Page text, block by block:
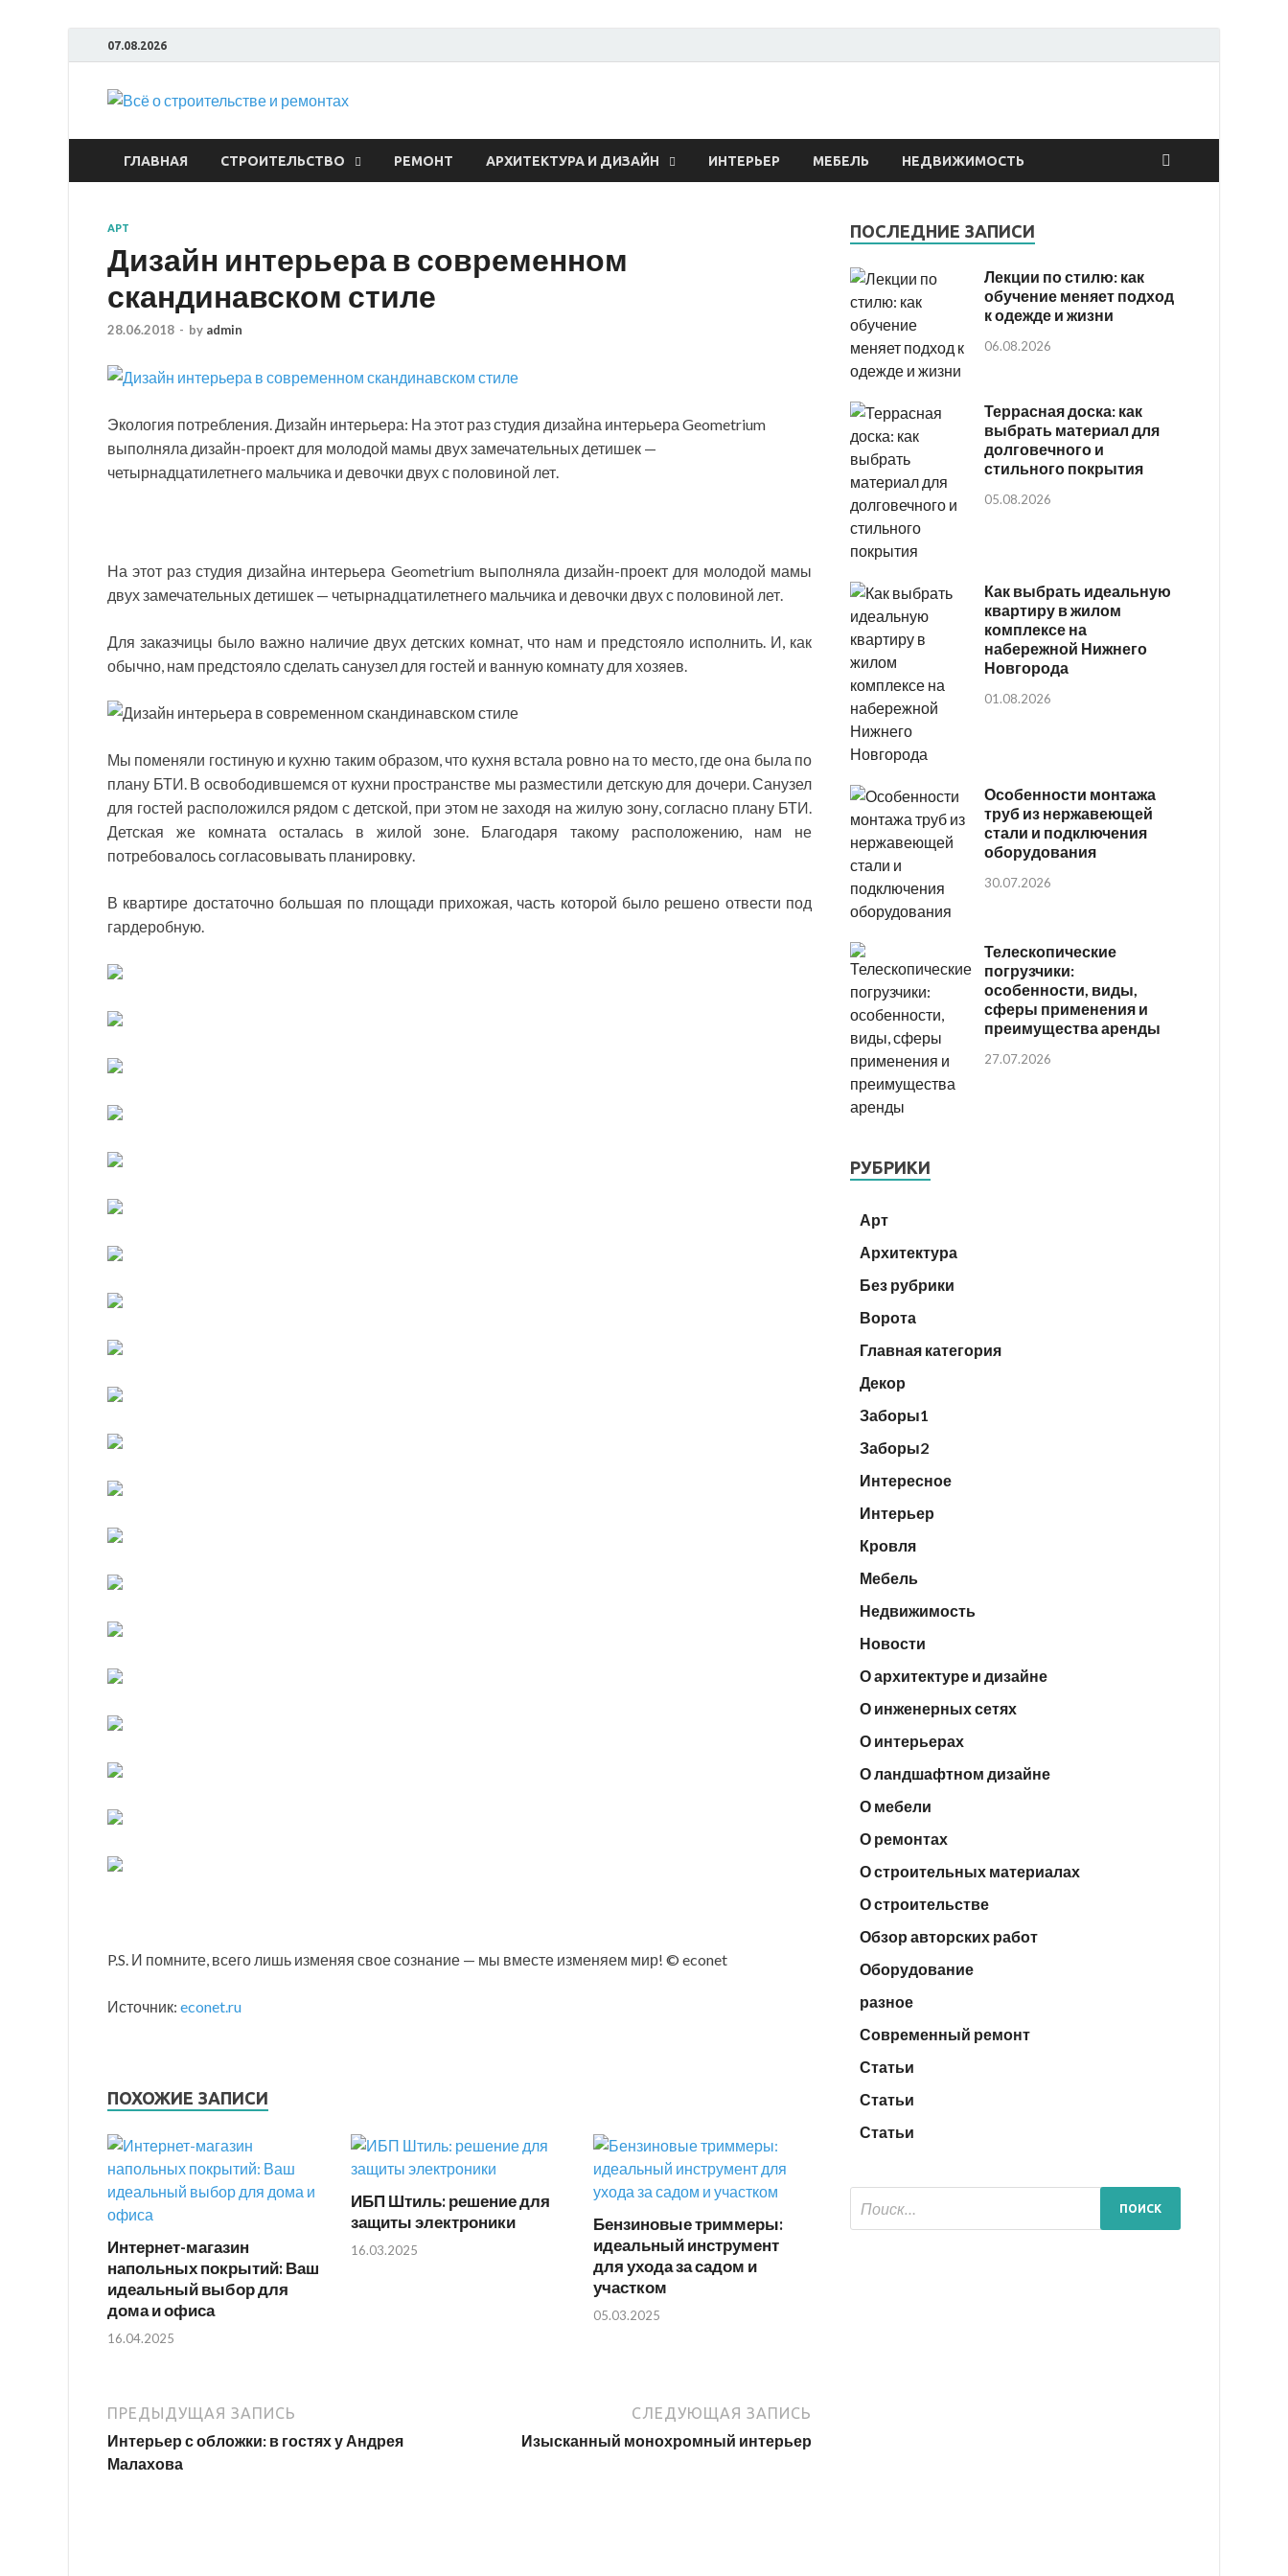
07.08.2026
Всё о строительстве и ремонтах
ГЛАВНАЯ СТРОИТЕЛЬСТВО РЕМОНТ АРХИТЕКТУРА И ДИЗАЙН ИНТЕРЬЕР МЕБЕЛЬ НЕДВИЖИМОСТЬ
АРТ
Дизайн интерьера в современном
скандинавском стиле
28.06.2018 - by admin
Экология потребления. Дизайн интерьера: На этот раз студия дизайна интерьера Geometrium
выполняла дизайн-проект для молодой мамы двух замечательных детишек —
четырнадцатилетнего мальчика и девочки двух с половиной лет.
На этот раз студия дизайна интерьера Geometrium выполняла дизайн-проект для молодой мамы
двух замечательных детишек — четырнадцатилетнего мальчика и девочки двух с половиной лет.
Для заказчицы было важно наличие двух детских комнат, что нам и предстояло исполнить. И, как
обычно, нам предстояло сделать санузел для гостей и ванную комнату для хозяев.
Мы поменяли гостиную и кухню таким образом, что кухня встала ровно на то место, где она была по
плану БТИ. В освободившемся от кухни пространстве мы разместили детскую для дочери. Санузел
для гостей расположился рядом с детской, при этом не заходя на жилую зону, согласно плану БТИ.
Детская же комната осталась в жилой зоне. Благодаря такому расположению, нам не
потребовалось согласовывать планировку.
В квартире достаточно большая по площади прихожая, часть которой было решено отвести под
гардеробную.
P.S. И помните, всего лишь изменяя свое сознание — мы вместе изменяем мир! © econet
Источник: econet.ru
ПОХОЖИЕ ЗАПИСИ
Интернет-магазин
напольных покрытий: Ваш
идеальный выбор для
дома и офиса
16.04.2025
ИБП Штиль: решение для
защиты электроники
16.03.2025
Бензиновые триммеры:
идеальный инструмент
для ухода за садом и
участком
05.03.2025
ПРЕДЫДУЩАЯ ЗАПИСЬ
Интерьер с обложки: в гостях у Андрея
Малахова
СЛЕДУЮЩАЯ ЗАПИСЬ
Изысканный монохромный интерьер
ПОСЛЕДНИЕ ЗАПИСИ
Лекции по стилю: как
обучение меняет подход
к одежде и жизни
06.08.2026
Террасная доска: как
выбрать материал для
долговечного и
стильного покрытия
05.08.2026
Как выбрать идеальную
квартиру в жилом
комплексе на
набережной Нижнего
Новгорода
01.08.2026
Особенности монтажа
труб из нержавеющей
стали и подключения
оборудования
30.07.2026
Телескопические
погрузчики:
особенности, виды,
сферы применения и
преимущества аренды
27.07.2026
РУБРИКИ
Арт
Архитектура
Без рубрики
Ворота
Главная категория
Декор
Заборы1
Заборы2
Интересное
Интерьер
Кровля
Мебель
Недвижимость
Новости
О архитектуре и дизайне
О инженерных сетях
О интерьерах
О ландшафтном дизайне
О мебели
О ремонтах
О строительных материалах
О строительстве
Обзор авторских работ
Оборудование
разное
Современный ремонт
Статьи
Статьи
Статьи